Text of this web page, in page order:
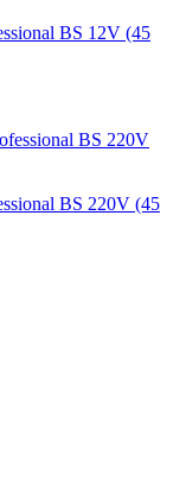
BS 12V (45
BS 220V (45